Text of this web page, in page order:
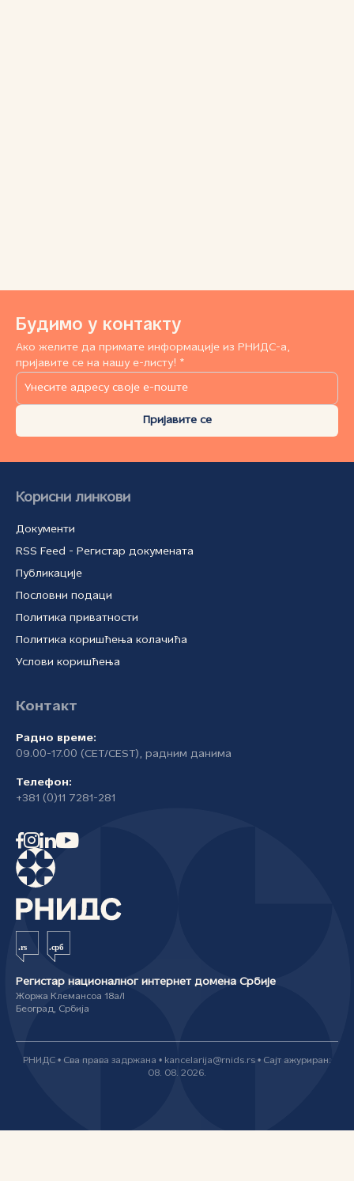
Будимо у контакту
Ако желите да примате информације из РНИДС-а,
пријавите се на нашу е-листу! *
Пријавите се
Корисни линкови
Документи
RSS Feed - Регистар докумената
Публикације
Пословни подаци
Политика приватности
Политика коришћења колачића
Услови коришћења
Контакт
Радно време:
09.00-17.00 (CET/CEST), радним данима
Телефон:
+381 (0)11 7281-281
Регистар националног интернет домена Србије
Жоржа Клемансоа 18а/I
Београд, Србија
РНИДС • Сва права задржана • kancelarija@rnids.rs • Сајт ажуриран:
08. 08. 2026.